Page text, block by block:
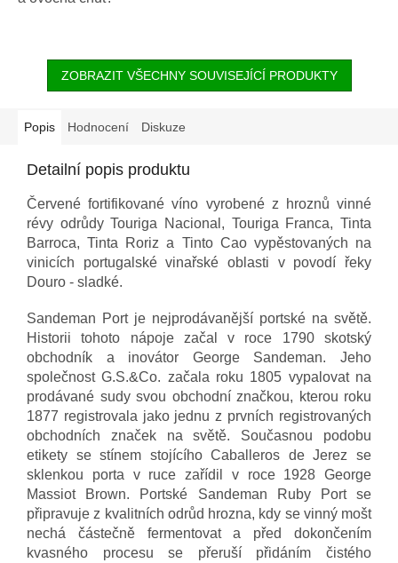
ZOBRAZIT VŠECHNY SOUVISEJÍCÍ PRODUKTY
Popis Hodnocení Diskuze
Detailní popis produktu
Červené fortifikované víno vyrobené z hroznů vinné
révy odrůdy Touriga Nacional, Touriga Franca, Tinta
Barroca, Tinta Roriz a Tinto Cao vypěstovaných na
vinicích portugalské vinařské oblasti v povodí řeky
Douro - sladké.
Sandeman Port je nejprodávanější portské na světě.
Historii tohoto nápoje začal v roce 1790 skotský
obchodník a inovátor George Sandeman. Jeho
společnost G.S.&Co. začala roku 1805 vypalovat na
prodávané sudy svou obchodní značkou, kterou roku
1877 registrovala jako jednu z prvních registrovaných
obchodních značek na světě. Současnou podobu
etikety se stínem stojícího Caballeros de Jerez se
sklenkou porta v ruce zařídil v roce 1928 George
Massiot Brown. Portské Sandeman Ruby Port se
připravuje z kvalitních odrůd hrozna, kdy se vinný mošt
nechá částečně fermentovat a před dokončením
kvasného procesu se přeruší přidáním čistého